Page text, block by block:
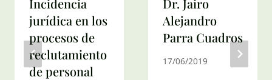
jurídica en los
procesos de
reclutamiento
de personal
Alejandro
Parra Cuadros
17/06/2019